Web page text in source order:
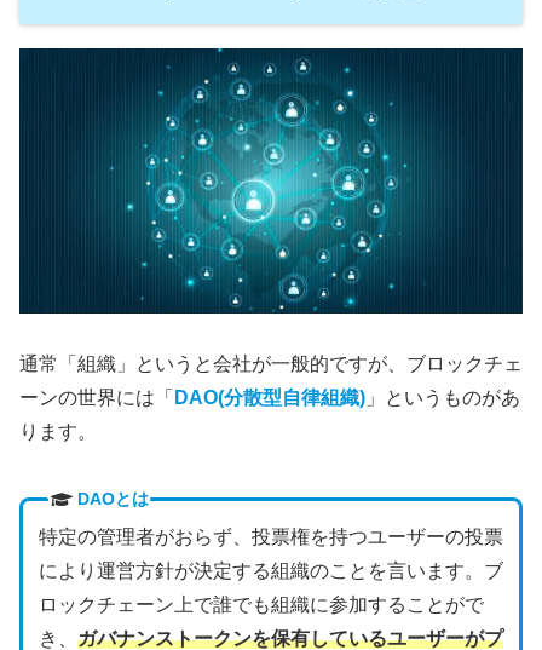
通常「組織」というと会社が一般的ですが、ブロックチェ
ーンの世界には「 DAO(分散型自律組織) 」というものがあ
ります。
DAOとは
特定の管理者がおらず、投票権を持つユーザーの投票
により運営方針が決定する組織のことを言います。ブ
ロックチェーン上で誰でも組織に参加することがで
き、 ガバナンストークンを保有しているユーザーがプ